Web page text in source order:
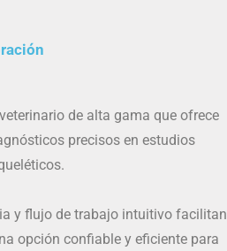
de alta gama que ofrece
precisos en estudios
y flujo de trabajo intuitivo facilitan
opción confiable y eficiente para